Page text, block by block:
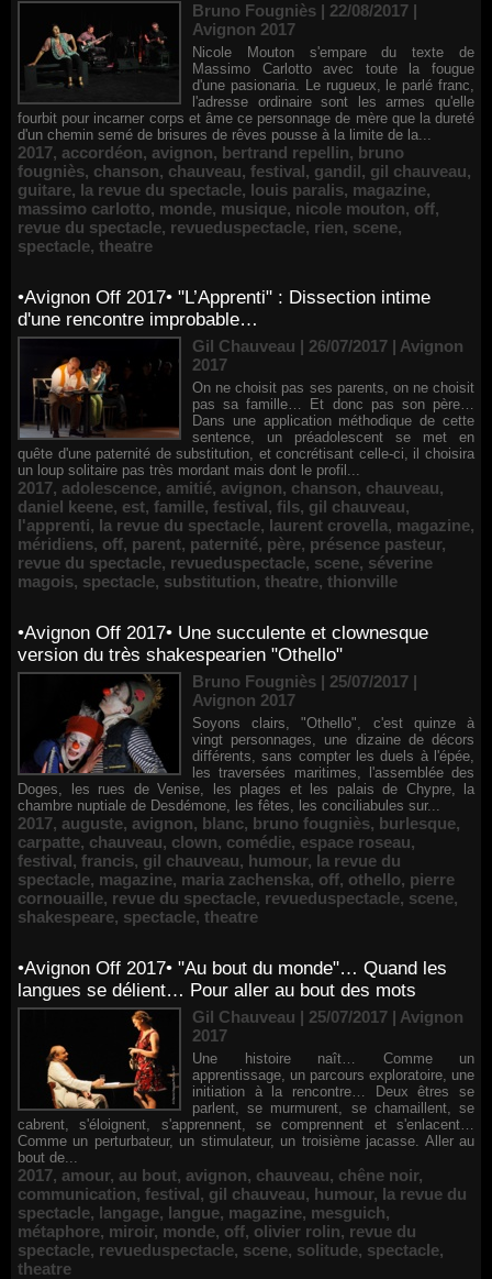
Bruno Fougniès | 22/08/2017 |
Avignon 2017
Nicole Mouton s'empare du texte de
Massimo Carlotto avec toute la fougue
d'une pasionaria. Le rugueux, le parlé franc,
l'adresse ordinaire sont les armes qu'elle
fourbit pour incarner corps et âme ce personnage de mère que la dureté
d'un chemin semé de brisures de rêves pousse à la limite de la...
2017, accordéon, avignon, bertrand repellin, bruno
fougniès, chanson, chauveau, festival, gandil, gil chauveau,
guitare, la revue du spectacle, louis paralis, magazine,
massimo carlotto, monde, musique, nicole mouton, off,
revue du spectacle, revueduspectacle, rien, scene,
spectacle, theatre
•Avignon Off 2017• "L’Apprenti" : Dissection intime
d'une rencontre improbable…
Gil Chauveau | 26/07/2017 | Avignon
2017
On ne choisit pas ses parents, on ne choisit
pas sa famille… Et donc pas son père…
Dans une application méthodique de cette
sentence, un préadolescent se met en
quête d'une paternité de substitution, et concrétisant celle-ci, il choisira
un loup solitaire pas très mordant mais dont le profil...
2017, adolescence, amitié, avignon, chanson, chauveau,
daniel keene, est, famille, festival, fils, gil chauveau,
l'apprenti, la revue du spectacle, laurent crovella, magazine,
méridiens, off, parent, paternité, père, présence pasteur,
revue du spectacle, revueduspectacle, scene, séverine
magois, spectacle, substitution, theatre, thionville
•Avignon Off 2017• Une succulente et clownesque
version du très shakespearien "Othello"
Bruno Fougniès | 25/07/2017 |
Avignon 2017
Soyons clairs, "Othello", c'est quinze à
vingt personnages, une dizaine de décors
différents, sans compter les duels à l'épée,
les traversées maritimes, l'assemblée des
Doges, les rues de Venise, les plages et les palais de Chypre, la
chambre nuptiale de Desdémone, les fêtes, les conciliabules sur...
2017, auguste, avignon, blanc, bruno fougniès, burlesque,
carpatte, chauveau, clown, comédie, espace roseau,
festival, francis, gil chauveau, humour, la revue du
spectacle, magazine, maria zachenska, off, othello, pierre
cornouaille, revue du spectacle, revueduspectacle, scene,
shakespeare, spectacle, theatre
•Avignon Off 2017• "Au bout du monde"… Quand les
langues se délient… Pour aller au bout des mots
Gil Chauveau | 25/07/2017 | Avignon
2017
Une histoire naît… Comme un
apprentissage, un parcours exploratoire, une
initiation à la rencontre… Deux êtres se
parlent, se murmurent, se chamaillent, se
cabrent, s'éloignent, s'apprennent, se comprennent et s'enlacent…
Comme un perturbateur, un stimulateur, un troisième jacasse. Aller au
bout de...
2017, amour, au bout, avignon, chauveau, chêne noir,
communication, festival, gil chauveau, humour, la revue du
spectacle, langage, langue, magazine, mesguich,
métaphore, miroir, monde, off, olivier rolin, revue du
spectacle, revueduspectacle, scene, solitude, spectacle,
theatre